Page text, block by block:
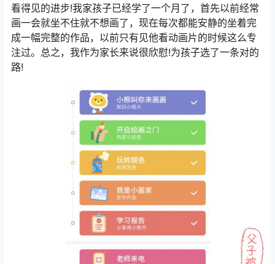
看得见的进步!我家孩子已经学了一个月了，首先以前经常
画一会就坐不住就不想画了，现在每次都能安静的坐着完
成一幅完整的作品，以前只有见他看动画片的时候这么专
注过。总之，我作为家长来说很欣慰!为孩子选了一条对的
路!